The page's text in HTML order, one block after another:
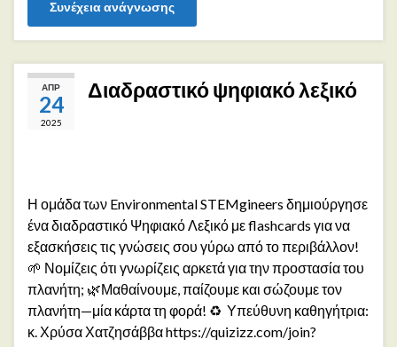
Συνέχεια ανάγνωσης
ΑΠΡ
24
2025
Διαδραστικό ψηφιακό λεξικό
Η ομάδα των Environmental STEMgineers δημιούργησε
ένα διαδραστικό Ψηφιακό Λεξικό με flashcards για να
εξασκήσεις τις γνώσεις σου γύρω από το περιβάλλον!
🌱 Νομίζεις ότι γνωρίζεις αρκετά για την προστασία του
πλανήτη; 🌿Μαθαίνουμε, παίζουμε και σώζουμε τον
πλανήτη—μία κάρτα τη φορά! ♻️ Υπεύθυνη καθηγήτρια:
κ. Χρύσα Χατζησάββα https://quizizz.com/join?